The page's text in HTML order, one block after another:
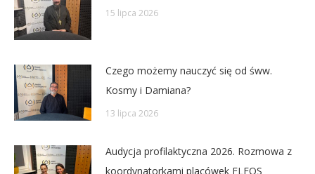
15 lipca 2026
Czego możemy nauczyć się od śww.
Kosmy i Damiana?
13 lipca 2026
Audycja profilaktyczna 2026. Rozmowa z
koordynatorkami placówek ELEOS